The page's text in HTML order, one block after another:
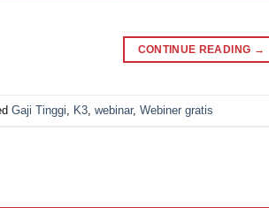
CONTINUE READING →
Gaji Tinggi K3 webinar, Webiner gratis